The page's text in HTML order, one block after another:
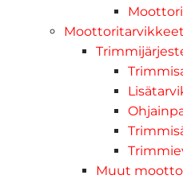
Moottoritarvikkeet
Muut